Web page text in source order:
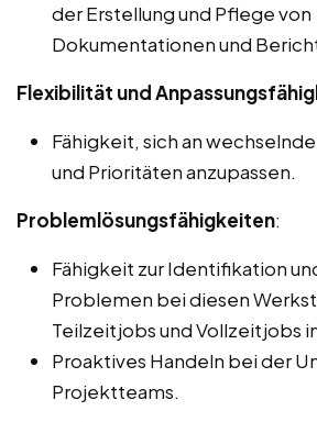
der Erstellung und Pflege von
Dokumentationen und
Flexibilität und
Fähigkeit, sich an
und Prioritäten anzupassen.
Problemlösungsfähigkeiten:
Fähigkeit zur Identifikation
Problemen bei diesen
Teilzeitjobs und Vollzeitjobs
Proaktives Handeln bei der
Projektteams.